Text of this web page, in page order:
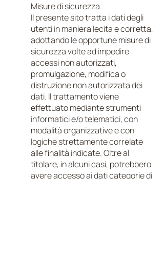
Misure di sicurezza
Il presente sito tratta i dati degli
utenti in maniera lecita e corretta,
adottando le opportune misure di
sicurezza volte ad impedire
accessi non autorizzati,
promulgazione, modifica o
distruzione non autorizzata dei
dati. Il trattamento viene
effettuato mediante strumenti
informatici e/o telematici, con
modalità organizzative e con
logiche strettamente correlate
alle finalità indicate. Oltre al
titolare, in alcuni casi, potrebbero
avere accesso ai dati categorie di